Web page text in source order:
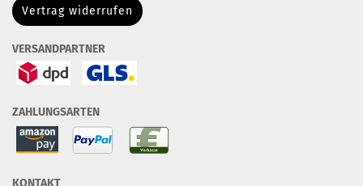
Vertrag widerrufen
VERSANDPARTNER
ZAHLUNGSARTEN
KONTAKT